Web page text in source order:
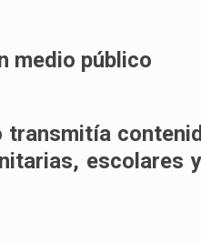
medio público
transmitía
escolares